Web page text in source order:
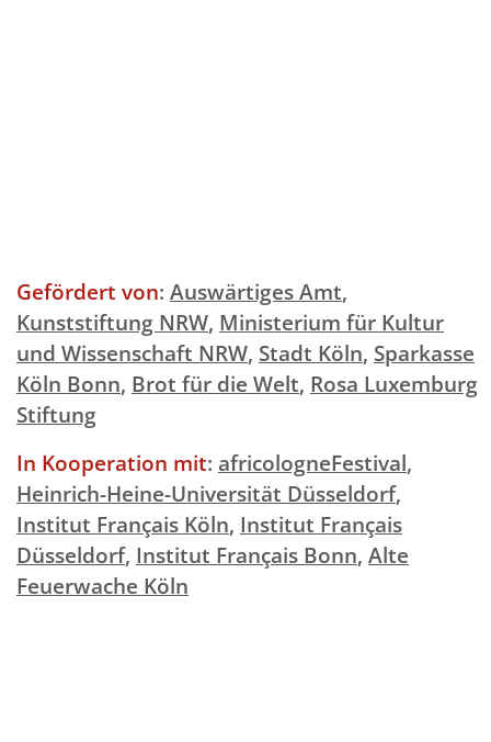
Gefördert von: Auswärtiges Amt,
Kunststiftung NRW, Ministerium für Kultur
und Wissenschaft NRW, Stadt Köln, Sparkasse
Köln Bonn, Brot für die Welt, Rosa Luxemburg
Stiftung
In Kooperation mit: africologneFestival,
Heinrich-Heine-Universität Düsseldorf,
Institut Français Köln, Institut Français
Düsseldorf, Institut Français Bonn, Alte
Feuerwache Köln